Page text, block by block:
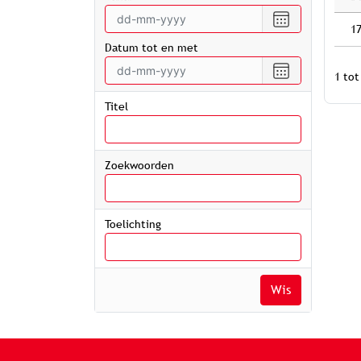
Selecteer
een
vanaf
Datum tot en met
Selecteer
een
tot
met
Titel
Zoekwoorden
Toelichting
Wis
1 tot